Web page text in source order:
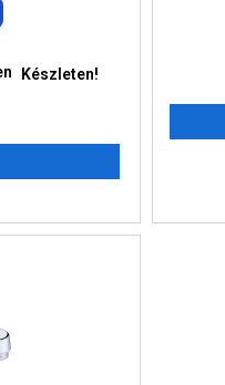
Készleten!